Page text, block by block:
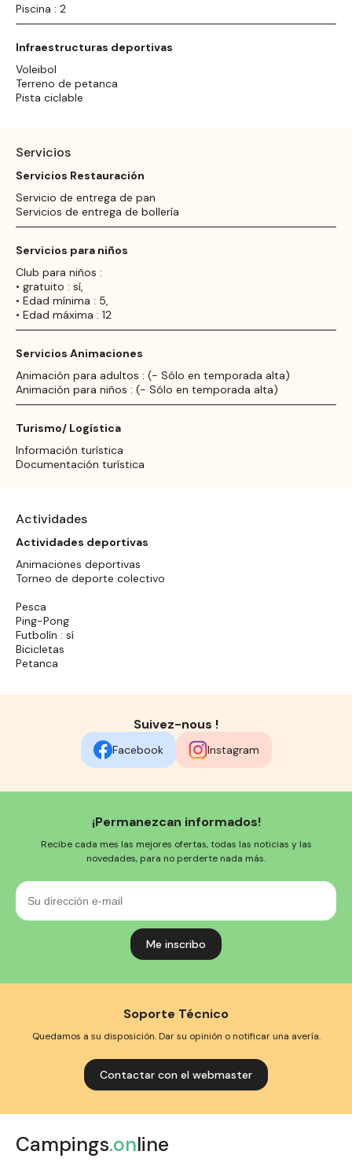
Piscina : 2
Infraestructuras deportivas
Voleibol
Terreno de petanca
Pista ciclable
Servicios
Servicios Restauración
Servicio de entrega de pan
Servicios de entrega de bollería
Servicios para niños
Club para niños :
• gratuito : sí,
• Edad mínima : 5,
• Edad máxima : 12
Servicios Animaciones
Animación para adultos : (- Sólo en temporada alta)
Animación para niños : (- Sólo en temporada alta)
Turismo/ Logística
Información turística
Documentación turística
Actividades
Actividades deportivas
Animaciones deportivas
Torneo de deporte colectivo
Pesca
Ping-Pong
Futbolín : sí
Bicicletas
Petanca
Suivez-nous !
Facebook Instagram
¡Permanezcan informados!
Recibe cada mes las mejores ofertas, todas las noticias y las
novedades, para no perderte nada más.
Su
dirección
e-
Soporte Técnico
Quedamos a su disposición. Dar su opinión o notificar una avería.
Contactar con el webmaster
Campings.online